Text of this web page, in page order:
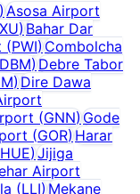
)Asosa Airport
) Bahar Dar
(PWI) Combolcha
DBM) Debre Tabor
) Dire Dawa
(GNN)Gode
(GOR) Harar
HUE) Jijiga
Airport
(LLI) Mekane